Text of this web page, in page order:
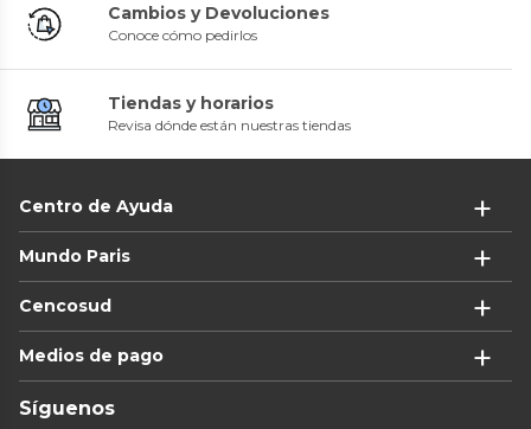
Cambios y Devoluciones
Conoce cómo pedirlos
Tiendas y horarios
Revisa dónde están nuestras tiendas
Centro de Ayuda
Mundo Paris
Cencosud
Medios de pago
Síguenos